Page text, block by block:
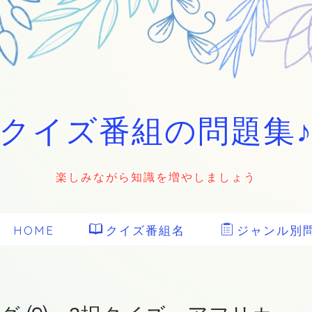
イズ番組の問題集
楽しみながら知識を増やしましょう
HOME クイズ番組名 ジャンル別